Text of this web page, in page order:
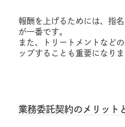
報酬を上げるためには、指
が一番です。
また、トリートメントなど
ップすることも重要になりま
業務委託契約のメリット